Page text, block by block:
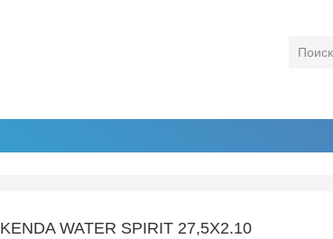
KENDA WATER SPIRIT 27,5X2.10